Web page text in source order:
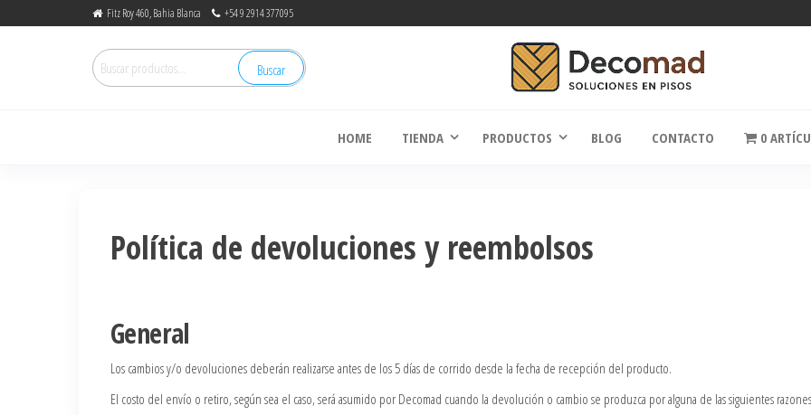
Fitz Roy 460, Bahia Blanca +54 9 2914 377095
Buscar
HOME TIENDA PRODUCTOS BLOG CONTACTO 0
Política de devoluciones y reembolsos
General
Los cambios y/o devoluciones deberán realizarse antes de los 5 días de corrido desde la fecha de recepción del producto.
El costo del envío o retiro, según sea el caso, será asumido por Decomad cuando la devolución o cambio se produzca por alguna de las siguientes